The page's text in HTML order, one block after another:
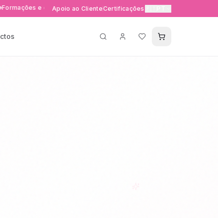
e eventos exclusivos Entrega rápida 24-48h em
Apoio ao ClienteCertificações🇵🇹